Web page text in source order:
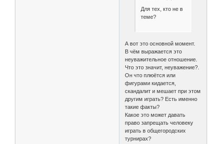
Для тех, кто не в
теме?
А вот это основной момент.
В чём выражается это
неуважительное отношение.
Что это значит, неуважение?.
Он что плюётся или
фигурами кидается,
скандалит и мешает при этом
другим играть? Есть именно
такие факты?
Какое это может давать
право запрещать человеку
играть в общегородских
турнирах?